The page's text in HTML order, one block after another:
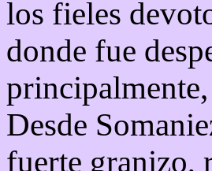
los fieles
donde fue
Desde
fuerte granizo,